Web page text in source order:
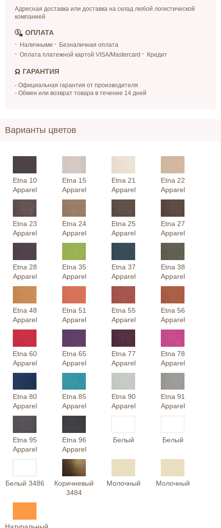
Адресная доставка или доставка на склад любой логистической
компанией
ОПЛАТА
Наличными
Безналичная оплата
Оплата платежной картой VISA/Mastercard
Кредит
ГАРАНТИЯ
- Официальная гарантия от производителя
- Обмен или возврат товара в течение 14 дней
Варианты цветов
Etna 10
Apparel
Etna 15
Apparel
Etna 21
Apparel
Etna 22
Apparel
Etna 23
Apparel
Etna 24
Apparel
Etna 25
Apparel
Etna 27
Apparel
Etna 28
Apparel
Etna 35
Apparel
Etna 37
Apparel
Etna 38
Apparel
Etna 48
Apparel
Etna 51
Apparel
Etna 55
Apparel
Etna 56
Apparel
Etna 60
Apparel
Etna 65
Apparel
Etna 77
Apparel
Etna 78
Apparel
Etna 80
Apparel
Etna 85
Apparel
Etna 90
Apparel
Etna 91
Apparel
Etna 95
Apparel
Etna 96
Apparel
Белый Белый
Белый 3486
Коричневый
3484
Молочный Молочный